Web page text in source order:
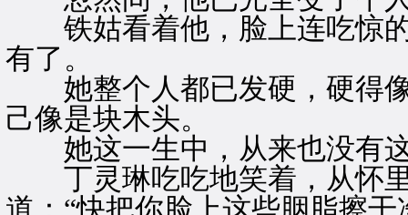
铁姑看着他，脸上连吃惊的
有了。
她整个人都已发硬，硬得
己像是块木头。
她这一生中，从来也没有
丁灵琳吃吃地笑着，从怀里